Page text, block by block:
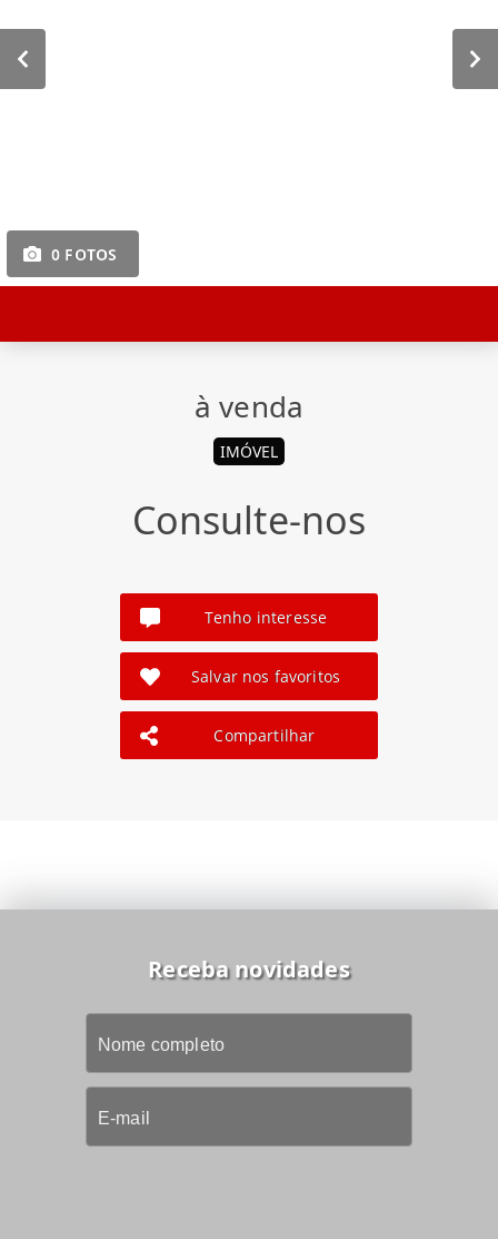
0 FOTOS
à venda
IMÓVEL
Consulte-nos
Tenho interesse
Salvar nos favoritos
Compartilhar
Receba novidades